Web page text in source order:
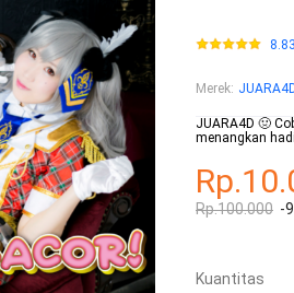
Merek:
JUARA4D 🤢
menangkan
Rp.100.000 -
Kuantitas